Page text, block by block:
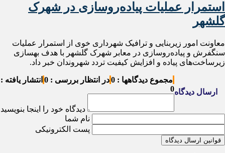
استمرار عملیات پیاده‌روسازی در شهرک
گلشهر
معاونت امور زیربنایی و ترافیک شهرداری خوی از استمرار عملیات
سنگفرش و پیاده‌روسازی در معابر شهرک گلشهر با هدف بهسازی
زیرساخت‌های پیاده و افزایش کیفیت تردد شهروندان خبر داد.
ارسال دیدگاه
مجموع دیدگاهها : 0 در انتظار بررسی : 0
انتشار یافته :
0
دیدگاه خود را اینجا بنویسید
نام شما
پست الکترونیکی
قوانین ارسال دیدگاه